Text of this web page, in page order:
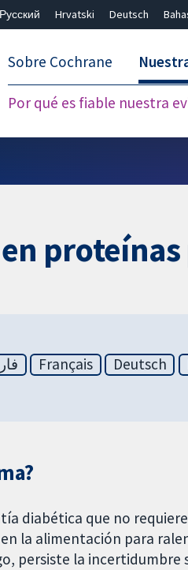
Русский Hrvatski Deutsch
Sobre Cochrane
Por qué es fiable nuestra
en
Français Deutsch
diabética que no
la alimentación para
persiste la